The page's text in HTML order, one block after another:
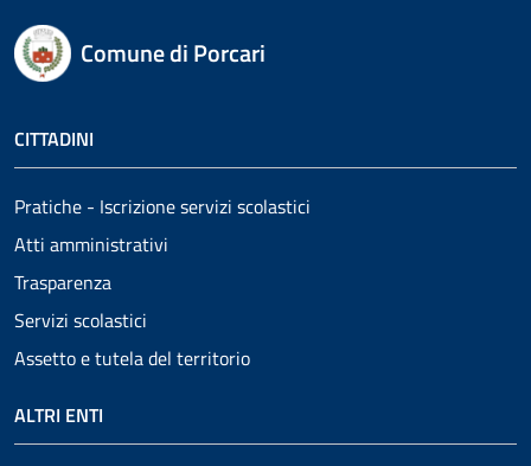
Comune di Porcari
CITTADINI
Pratiche - Iscrizione servizi scolastici
Atti amministrativi
Trasparenza
Servizi scolastici
Assetto e tutela del territorio
ALTRI ENTI